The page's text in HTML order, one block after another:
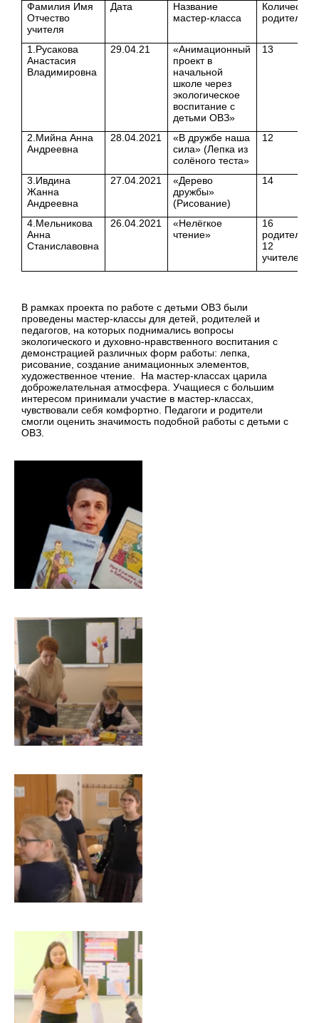
Фамилия Имя
Отчество
учителя
Дата
Название
мастер-класса
Количество
родителей
1.Русакова
Анастасия
Владимировна
29.04.21
«Анимационный
проект в
начальной
школе через
экологическое
воспитание с
детьми ОВЗ»
13
2.Мийна Анна
Андреевна
28.04.2021
«В дружбе наша
сила» (Лепка из
солёного теста»
12
3.Ивдина
Жанна
Андреевна
27.04.2021
«Дерево
дружбы»
(Рисование)
14
4.Мельникова
Анна
Станиславовна
26.04.2021
«Нелёгкое
чтение»
16
родителей,
12
учителей
В рамках проекта по работе с детьми ОВЗ были
проведены мастер-классы для детей, родителей и
педагогов, на которых поднимались вопросы
экологического и духовно-нравственного воспитания с
демонстрацией различных форм работы: лепка,
рисование, создание анимационных элементов,
художественное чтение. На мастер-классах царила
доброжелательная атмосфера. Учащиеся с большим
интересом принимали участие в мастер-классах,
чувствовали себя комфортно. Педагоги и родители
смогли оценить значимость подобной работы с детьми с
ОВЗ.